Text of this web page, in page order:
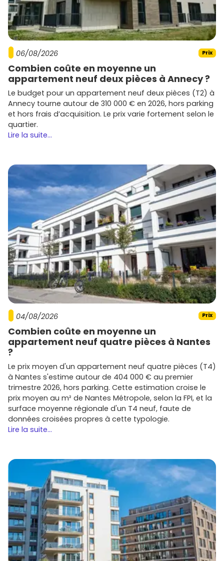
06/08/2026 Prix
Combien coûte en moyenne un
appartement neuf deux pièces à Annecy ?
Le budget pour un appartement neuf deux pièces (T2) à
Annecy tourne autour de 310 000 € en 2026, hors parking
et hors frais d’acquisition. Le prix varie fortement selon le
quartier.
Lire la suite...
04/08/2026 Prix
Combien coûte en moyenne un
appartement neuf quatre pièces à Nantes
?
Le prix moyen d'un appartement neuf quatre pièces (T4)
à Nantes s'estime autour de 404 000 € au premier
trimestre 2026, hors parking. Cette estimation croise le
prix moyen au m² de Nantes Métropole, selon la FPI, et la
surface moyenne régionale d'un T4 neuf, faute de
données croisées propres à cette typologie.
Lire la suite...